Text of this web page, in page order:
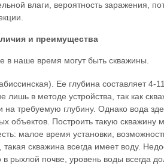
влаги, вероятность заражения,
и преимущества
в наше время могут быть скважины.
Ее глубина составляет 4-
лишь в методе устройства, так как
на требуемую глубину. Однако вода
объектов. Построить такую
малое время установки,
такая скважина всегда имеет воду.
в рыхлой почве, уровень воды всегда